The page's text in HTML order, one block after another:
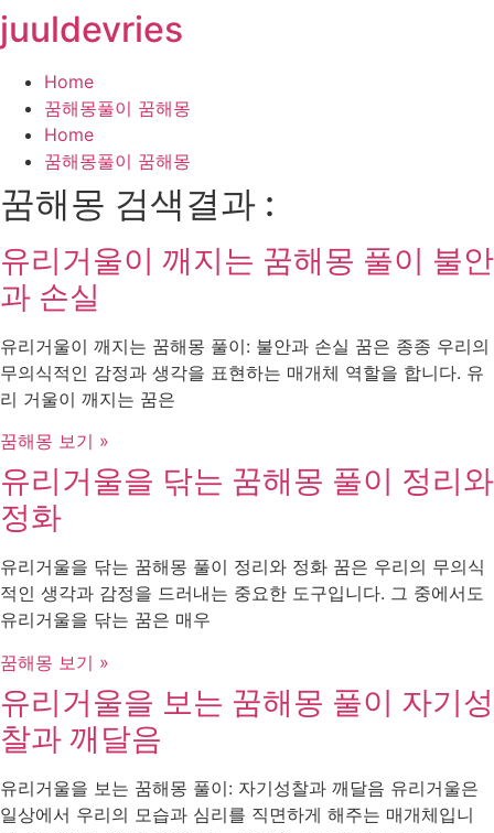
콘
텐
기
juuldevries
Home
꿈해몽풀이 꿈해몽
Home
꿈해몽풀이 꿈해몽
꿈해몽 검색결과 :
유리거울이 깨지는 꿈해몽 풀이 불안
과 손실
유리거울이 깨지는 꿈해몽 풀이: 불안과 손실 꿈은 종종 우리의
무의식적인 감정과 생각을 표현하는 매개체 역할을 합니다. 유
리 거울이 깨지는 꿈은
꿈해몽 보기 »
유리거울을 닦는 꿈해몽 풀이 정리와
정화
유리거울을 닦는 꿈해몽 풀이 정리와 정화 꿈은 우리의 무의식
적인 생각과 감정을 드러내는 중요한 도구입니다. 그 중에서도
유리거울을 닦는 꿈은 매우
꿈해몽 보기 »
유리거울을 보는 꿈해몽 풀이 자기성
찰과 깨달음
유리거울을 보는 꿈해몽 풀이: 자기성찰과 깨달음 유리거울은
일상에서 우리의 모습과 심리를 직면하게 해주는 매개체입니